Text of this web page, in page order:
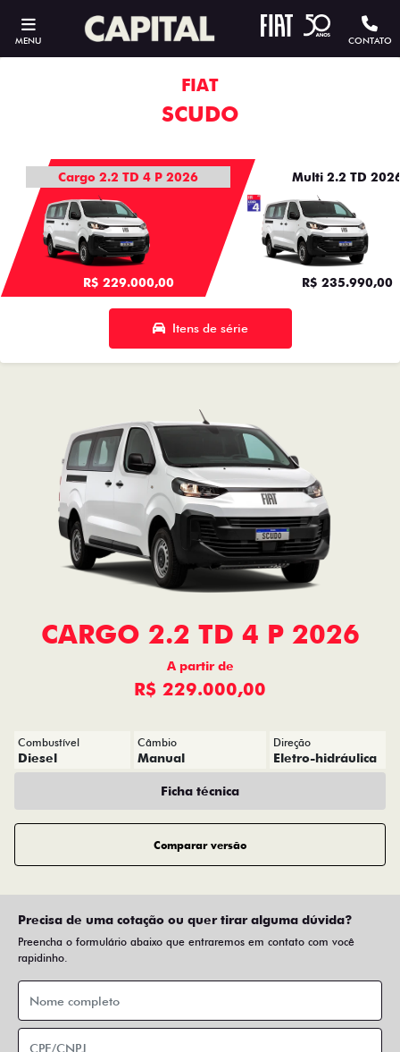
MENU CONTATO
FIAT
SCUDO
Cargo 2.2 TD 4 P 2026
R$ 229.000,00
Multi 2.2 TD
R$ 235.990,00
Itens de série
CARGO 2.2 TD 4 P 2026
A partir de
R$ 229.000,00
Combustível
Diesel
Câmbio
Manual
Direção
Eletro-hidráulica
Ficha técnica
Comparar versão
Precisa de uma cotação ou quer tirar alguma dúvida?
Preencha o formulário abaixo que entraremos em contato com você
rapidinho.